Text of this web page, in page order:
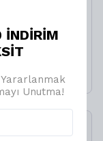
İNDİRİM
Unutma!